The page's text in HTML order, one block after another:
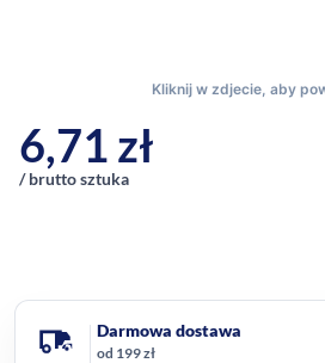
6,71zł
/ brutto sztuka
Darmowa dostawa
od 199 zł